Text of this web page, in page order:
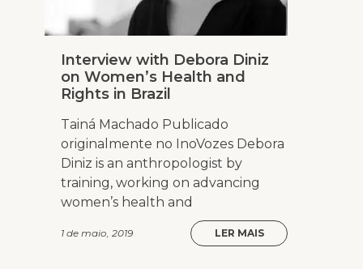
Interview with Debora Diniz
on Women’s Health and
Rights in Brazil
Tainá Machado Publicado
originalmente no InoVozes Debora
Diniz is an anthropologist by
training, working on advancing
women’s health and
1 de maio, 2019 LER MAIS